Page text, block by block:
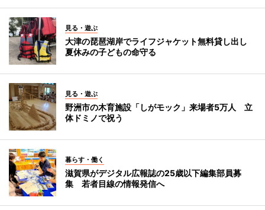
見る・遊ぶ
大津の琵琶湖岸でライフジャケット無料貸し出し
夏休みの子どもの命守る
見る・遊ぶ
野洲市の木育施設「しがモック」来場者5万人 立
体ドミノで祝う
暮らす・働く
滋賀県がデジタル広報誌の25歳以下編集部員募
集 若者目線の情報発信へ